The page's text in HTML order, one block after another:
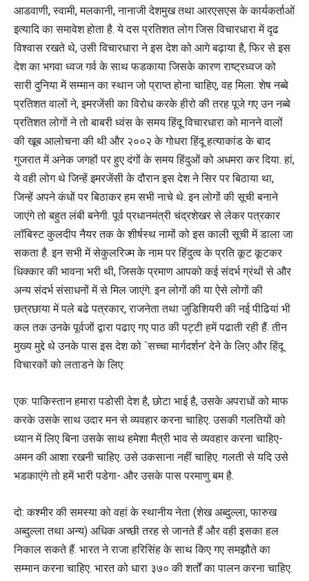
आडवाणी, स्वामी, मलकानी, नानाजी देशमुख तथा आरएसएस के कार्यकर्ताओं
इत्यादि का समावेश होता है. ये दस प्रतिशत लोग जिस विचारधारा में दृढ
विश्वास रखते थे, उसी विचारधारा ने इस देश को आगे बढ़ाया है, फिर से इस
देश का भगवा ध्वज गर्व के साथ फडकाया जिसके कारण राष्ट्रध्वज को
सारी दुनिया में सम्मान का स्थान जो प्राप्त होना चाहिए, वह मिला. शेष नब्बे
प्रतिशत वालों ने, इमरजेंसी का विरोध करके हीरो की तरह पूजे गए उन नब्बे
प्रतिशत लोगों ने तो बाबरी ध्वंस के समय हिंदू विचारधारा को मानने वालों
की खूब आलोचना की थी और २००२ के गोधरा हिंदू हत्याकांड के बाद
गुजरात में अनेक जगहों पर हुए दंगों के समय हिंदुओं को अधमरा कर दिया. हां,
ये वही लोग थे जिन्हें इमरजेंसी के दौरान इस देश ने सिर पर बिठाया था,
जिन्हें अपने कंधों पर बिठाकर हम सभी नाचे थे. इन लोगों की सूची बनाने
जाएंगे तो बहुत लंबी बनेगी. पूर्व प्रधानमंत्री चंद्रशेखर से लेकर पत्रकार
लॉबिस्ट कुलदीप नैयर तक के शीर्षस्थ नामों को इस काली सूची में डाला जा
सकता है. इन सभी में सेकुलरिज्म के नाम पर हिंदुत्व के प्रति कूट कूटकर
धिक्कार की भावना भरी थी, जिसके प्रमाण आपको कई संदर्भ ग्रंथों से और
अन्य संदर्भ संसाधनों में से मिल जाएंगे. इन लोगों की या ऐसे लोगों की
छत्रछाया में पले बढे पत्रकार, राजनेता तथा जुडिशियरी की नई पीढियां भी
कल तक उनके पूर्वजों द्वारा पढाए गए पाठ की पट्टी हमें पढाती रही हैं. तीन
मुख्य मुद्दे थे उनके पास इस देश को `सच्चा मार्गदर्शन’ देने के लिए और हिंदू
विचारकों को लताडने के लिए:
एक: पाकिस्तान हमारा पडोसी देश है, छोटा भाई है, उसके अपराधों को माफ
करके उसके साथ उदार मन से व्यवहार करना चाहिए. उसकी गलतियों को
ध्यान में लिए बिना उसके साथ हमेशा मैत्री भाव से व्यवहार करना चाहिए-
अमन की आशा रखनी चाहिए. उसे उकसाना नहीं चाहिए. गलती से यदि उसे
भडकाएंगे तो हमें भारी पडेगा- और उसके पास परमाणु बम है.
दो: कश्मीर की समस्या को वहां के स्थानीय नेता (शेख अब्दुल्ला, फारुख
अब्दुल्ला तथा अन्य) अधिक अच्छी तरह से जानते हैं और वही इसका हल
निकाल सकते हैं. भारत ने राजा हरिसिंह के साथ किए गए समझौते का
सम्मान करना चाहिए. भारत को धारा ३७० की शर्तों का पालन करना चाहिए.